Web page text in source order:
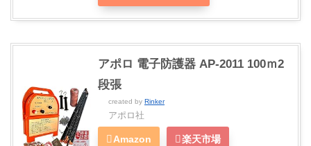
アポロ 電子防護器 AP-2011 100ｍ2
段張
created by Rinker
アポロ社
Amazon 楽天市場